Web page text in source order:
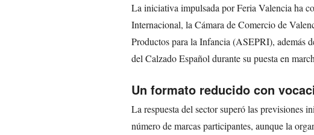
La iniciativa impulsada por Feria Valencia ha
Internacional, la Cámara de Comercio de
Productos para la Infancia (ASEPRI), además
del Calzado Español durante su puesta en
Un formato reducido con
La respuesta del sector superó las previsiones
número de marcas participantes, aunque la